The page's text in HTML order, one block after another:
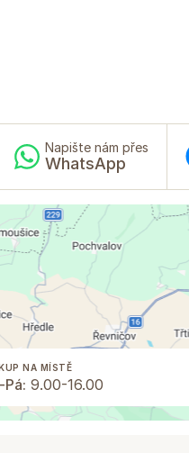
Napište nám přes
WhatsApp
NA MÍSTĚ
9.00-16.00